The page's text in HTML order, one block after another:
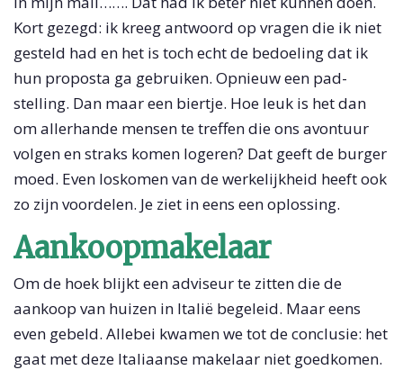
Kort gezegd: ik kreeg antwoord op vragen die ik niet
gesteld had en het is toch echt de bedoeling dat ik
hun proposta ga gebruiken. Opnieuw een pad-
stelling. Dan maar een biertje. Hoe leuk is het dan
om allerhande mensen te treffen die ons avontuur
volgen en straks komen logeren? Dat geeft de burger
moed. Even loskomen van de werkelijkheid heeft ook
zo zijn voordelen. Je ziet in eens een oplossing.
Aankoopmakelaar
Om de hoek blijkt een adviseur te zitten die de
aankoop van huizen in Italië begeleid. Maar eens
even gebeld. Allebei kwamen we tot de conclusie: het
gaat met deze Italiaanse makelaar niet goedkomen.